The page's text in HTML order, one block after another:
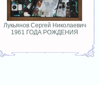
Лукьянов Сергей Николаевич
1961 ГОДА РОЖДЕНИЯ